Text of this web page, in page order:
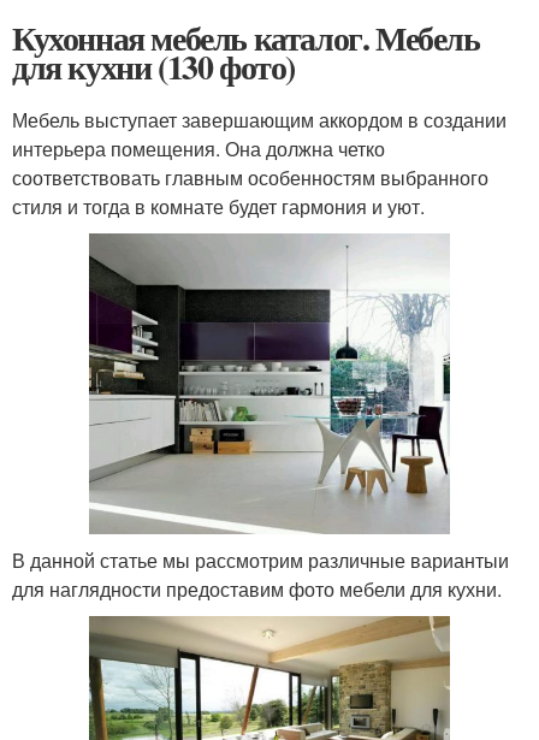
Кухонная мебель каталог. Мебель
для кухни (130 фото)
Мебель выступает завершающим аккордом в создании
интерьера помещения. Она должна четко
соответствовать главным особенностям выбранного
стиля и тогда в комнате будет гармония и уют.
В данной статье мы рассмотрим различные вариантыи
для наглядности предоставим фото мебели для кухни.